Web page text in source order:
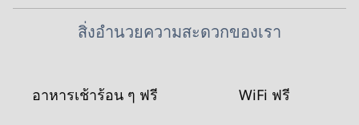
สิ่งอํานวยความสะดวกของเรา
อาหารเช้าร้อน ๆ ฟรี WiFi ฟรี